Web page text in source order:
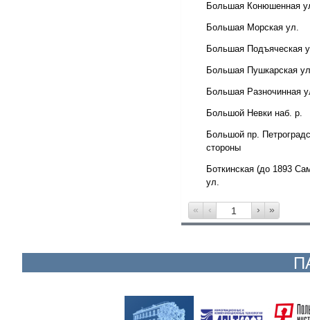
Большая Конюшенная
Большая Морская ул.
Большая Подъяческая
Большая Пушкарская
Большая Разночинная
Большой Невки наб. р.
Большой пр.
стороны
Боткинская (до 1893
ул.
« ‹ › »